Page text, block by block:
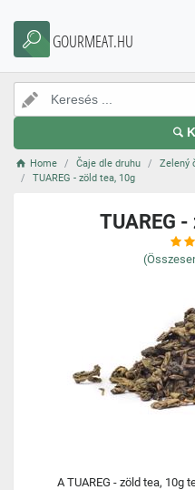
GOURMEAT.HU
Home Čaje dle druhu Zelený
TUAREG - zöld tea, 10g
TUAREG
A TUAREG - zöld tea, 10g